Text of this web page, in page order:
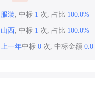
服装, 中标 1 次, 占比 100.0%
山西, 中标 1 次, 占比 100.0%
上一年中标 0 次, 中标金额 0.0